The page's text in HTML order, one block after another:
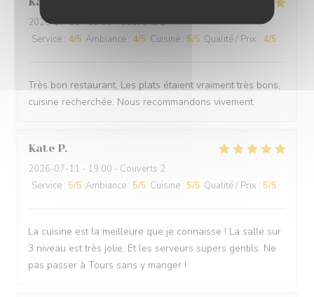
2026-07-21- 19:00 - Couverts 2
Service : 4/5 Ambiance : 4/5 Cuisine : 5/5 Qualité / Prix : 4/5
Très bon restaurant. Les plats étaient vraiment très bons,
cuisine recherchée. Nous recommandons vivement.
Kate P
2026-07-11 - 19:00 - Couverts 2
Service : 5/5 Ambiance : 5/5 Cuisine : 5/5 Qualité / Prix : 5/5
La cuisine est la meilleure que je connaisse ! La salle sur
3 niveau est très jolie. Et les serveurs supers gentils. Ne
pas passer à Tours sans y manger !